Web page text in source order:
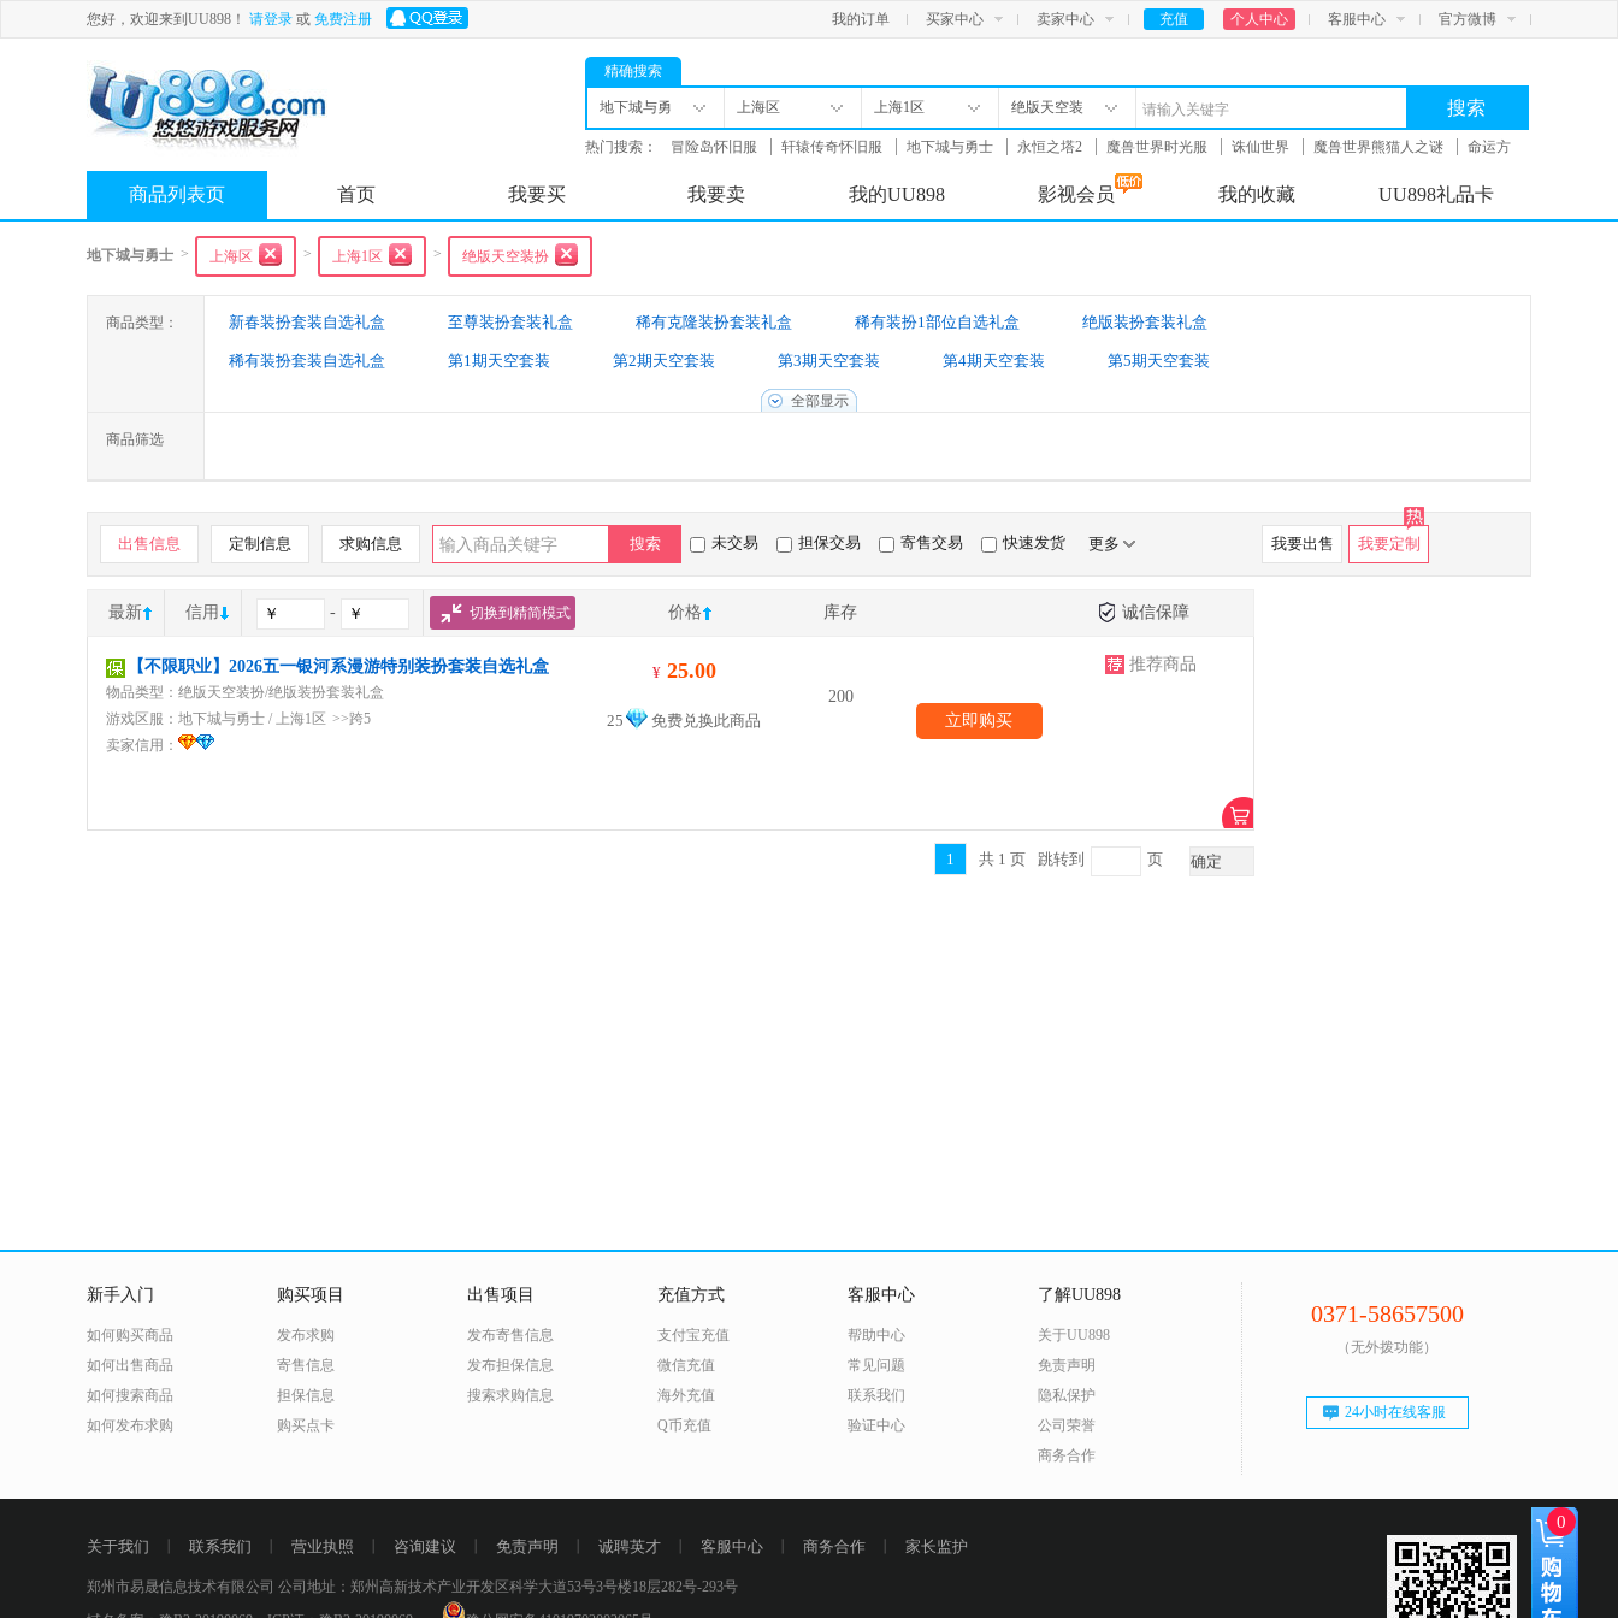
您好，欢迎来到UU898！ 请登录 或 免费注册 我的订单 买家中心 卖家中心 充值 个人中心 客服中心 官方微博
精确搜索
地下城与勇
士
上海区 上海1区
绝版天空装
扮
搜索
热门搜索： 冒险岛怀旧服 轩辕传奇怀旧服 地下城与勇士 永恒之塔2 魔兽世界时光服 诛仙世界 魔兽世界熊猫人之谜
命运方
商品列表页 首页 我要买 我要卖 我的UU898 影视会员 我的收藏 UU898礼品卡
0
地下城与勇士 > 上海区 > 上海1区 > 绝版天空装扮
商品类型： 新春装扮套装自选礼盒 至尊装扮套装礼盒 稀有克隆装扮套装礼盒 稀有装扮1部位自选礼盒 绝版装扮套装礼盒
稀有装扮套装自选礼盒 第1期天空套装 第2期天空套装 第3期天空套装 第4期天空套装 第5期天空套装
第9期天空套装
全部显示
商品筛选
我要出售 我要定制
出售信息 定制信息 求购信息 搜索 未交易 担保交易 寄售交易 快速发货 更多
最新 信用 - 切换到精简模式 价格 库存 诚信保障
【不限职业】2026五一银河系漫游特别装扮套装自选礼盒
物品类型：绝版天空装扮/绝版装扮套装礼盒
游戏区服： 地下城与勇士 / 上海1区 >>跨5
卖家信用：
¥25.00
25 免费兑换此商品
200
立即购买
推荐商品
1 共 1 页 确定
跳转到 页
新手入门
如何购买商品
如何出售商品
如何搜索商品
如何发布求购
购买项目
发布求购
寄售信息
担保信息
购买点卡
出售项目
发布寄售信息
发布担保信息
搜索求购信息
充值方式
支付宝充值
微信充值
海外充值
Q币充值
客服中心
帮助中心
常见问题
联系我们
验证中心
了解UU898
关于UU898
免责声明
隐私保护
公司荣誉
商务合作
0371-58657500
（无外拨功能）
24小时在线客服
关于我们 联系我们 营业执照 咨询建议 免责声明 诚聘英才 客服中心 商务合作 家长监护
郑州市易晟信息技术有限公司 公司地址：郑州高新技术产业开发区科学大道53号3号楼18层282号-293号